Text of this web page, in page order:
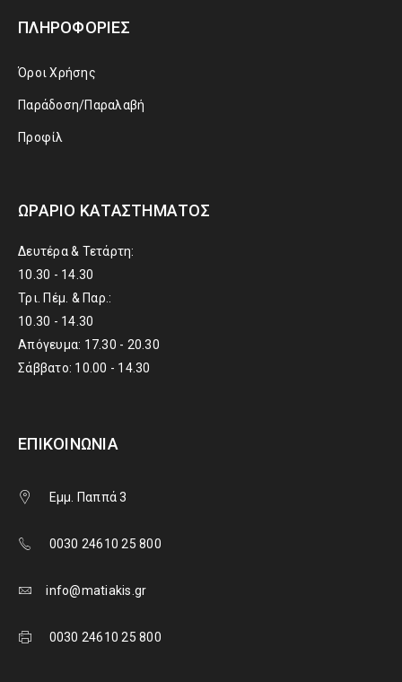
ΠΛΗΡΟΦΟΡΊΕΣ
Όροι Χρήσης
Παράδοση/Παραλαβή
Προφίλ
ΩΡΆΡΙΟ ΚΑΤΑΣΤΉΜΑΤΟΣ
Δευτέρα & Τετάρτη:
10.30 - 14.30
Τρι. Πέμ. & Παρ.:
10.30 - 14.30
Απόγευμα: 17.30 - 20.30
Σάββατο: 10.00 - 14.30
ΕΠΙΚΟΙΝΩΝΊΑ
Εμμ. Παππά 3
0030 24610 25 800
info@matiakis.gr
0030 24610 25 800